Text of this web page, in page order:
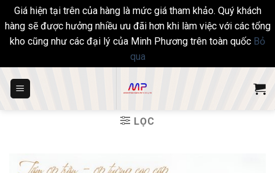
Giá hiện tại trên của hàng là mức giá tham khảo. Quý khách
hàng sẽ được hưởng nhiều ưu đãi hơn khi làm việc với các tổng
kho cũng như các đại lý của Minh Phương trên toàn quốc Bỏ
qua
LỌC